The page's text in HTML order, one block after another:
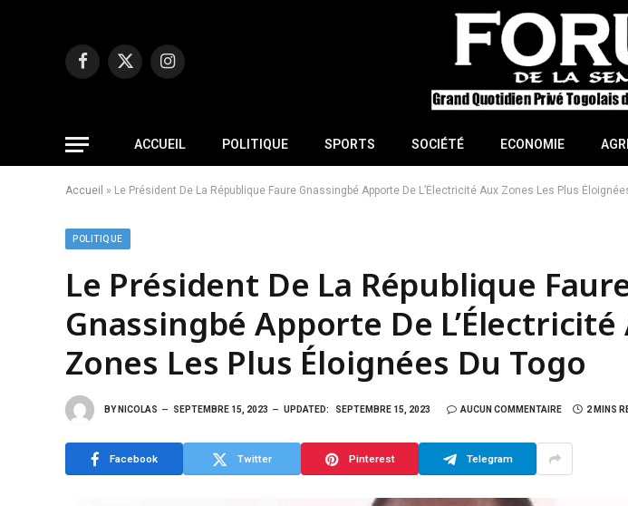
Facebook
X
Instagram
ACCUEIL POLITIQUE SPORTS SOCIÉTÉ ECONOMIE
Accueil » Le Président De La République Faure Gnassingbé Apporte De L’Électricité Aux Zones Les Plus
POLITIQUE
Le Président De La République
Gnassingbé Apporte De L’Électricité
Zones Les Plus Éloignées Du Togo
BY NICOLAS SEPTEMBRE 15, 2023 UPDATED: SEPTEMBRE 15, 2023 AUCUN COMMENTAIRE 2 MINS
Facebook Twitter Pinterest Telegram